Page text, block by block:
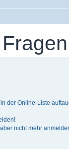
der Online-Liste
nicht mehr